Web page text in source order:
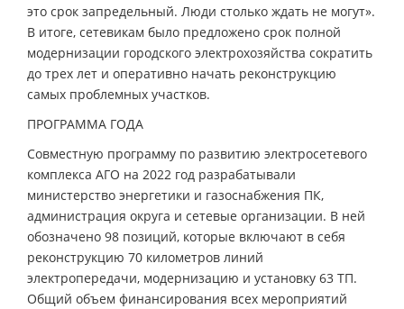
это срок запредельный. Люди столько ждать не могут».
В итоге, сетевикам было предложено срок полной
модернизации городского электрохозяйства сократить
до трех лет и оперативно начать реконструкцию
самых проблемных участков.
ПРОГРАММА ГОДА
Совместную программу по развитию электросетевого
комплекса АГО на 2022 год разрабатывали
министерство энергетики и газоснабжения ПК,
администрация округа и сетевые организации. В ней
обозначено 98 позиций, которые включают в себя
реконструкцию 70 километров линий
электропередачи, модернизацию и установку 63 ТП.
Общий объем финансирования всех мероприятий